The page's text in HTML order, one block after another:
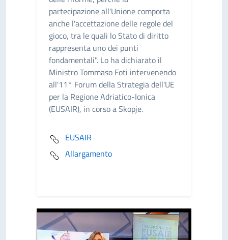
partecipazione all'Unione comporta
anche l'accettazione delle regole del
gioco, tra le quali lo Stato di diritto
rappresenta uno dei punti
fondamentali". Lo ha dichiarato il
Ministro Tommaso Foti intervenendo
all'11° Forum della Strategia dell'UE
per la Regione Adriatico-Ionica
(EUSAIR), in corso a Skopje.
EUSAIR
Allargamento